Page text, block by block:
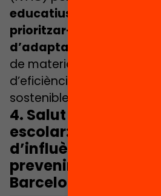
educatius de zones
prioritzar-les en les
d’adaptació
de materials més
d’eficiència o la
sostenibles dins les
4. Salut i entorn
escolar: explorant
d’influència i
prevenir l’obesitat
Barcelona